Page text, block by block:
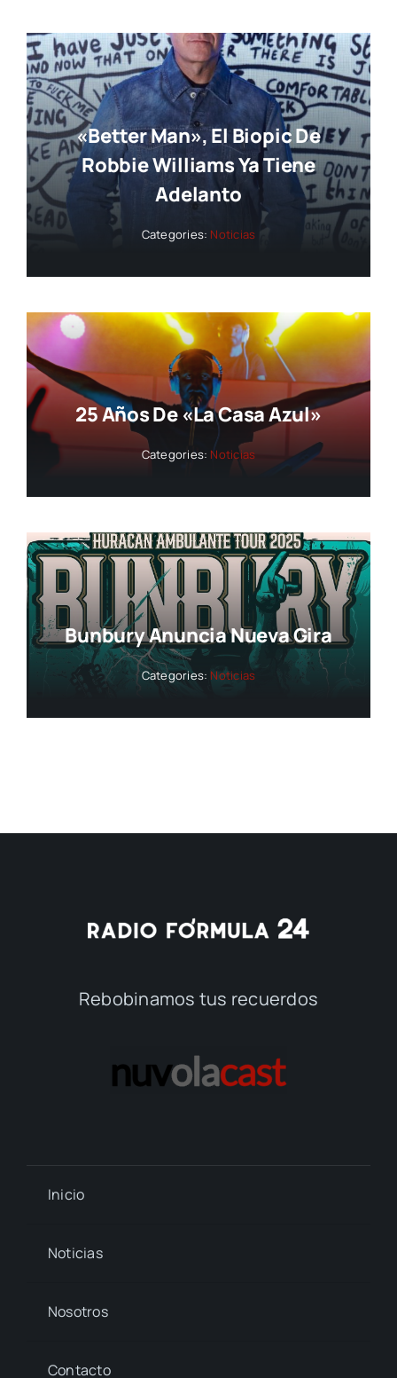
«Better Man», El Biopic De
Robbie Williams Ya Tiene
Adelanto
Categories: Noticias
25 Años De «La Casa Azul»
Categories: Noticias
Bunbury Anuncia Nueva Gira
Categories: Noticias
Rebobinamos tus recuerdos
Inicio
Noticias
Nosotros
Contacto